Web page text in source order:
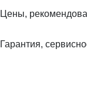
Цены,
Гарантия,